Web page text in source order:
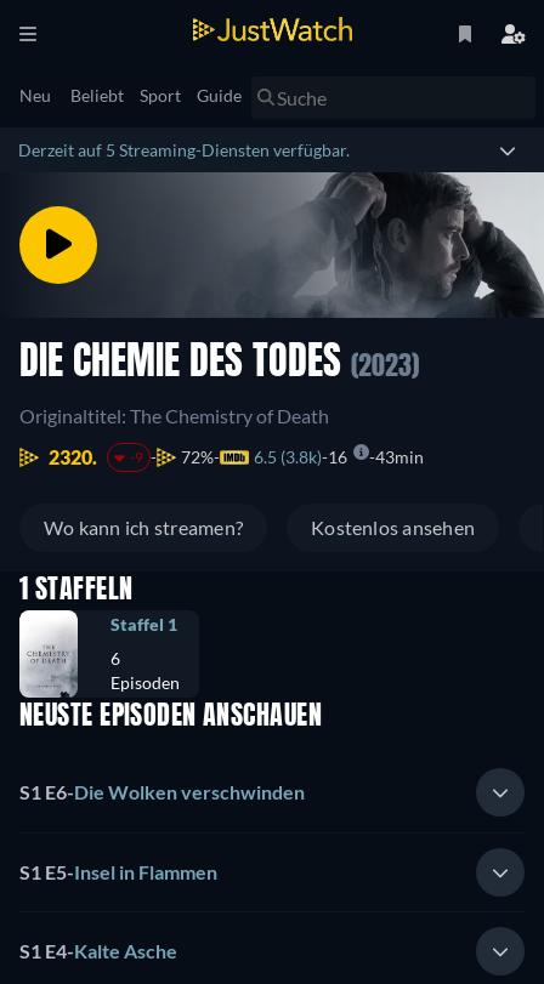
Neu Beliebt Sport Guide
Derzeit auf 5 Streaming-Diensten verfügbar.
DIE CHEMIE DES TODES (2023)
Originaltitel: The Chemistry of Death
2320.
-9 72% 6.5 (3.8k) 16 43min
Wo kann ich streamen? Kostenlos ansehen
1 STAFFELN
Staffel 1
6
Episoden
NEUSTE EPISODEN ANSCHAUEN
S1 E6-Die Wolken verschwinden
S1 E5-Insel in Flammen
S1 E4-Kalte Asche